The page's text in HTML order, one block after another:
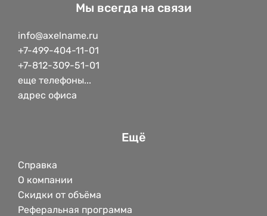
Мы всегда на связи
info@axelname.ru
+7-499-404-11-01
+7-812-309-51-01
еще телефоны...
адрес офиса
Ещё
Справка
О компании
Скидки от объёма
Реферальная программа